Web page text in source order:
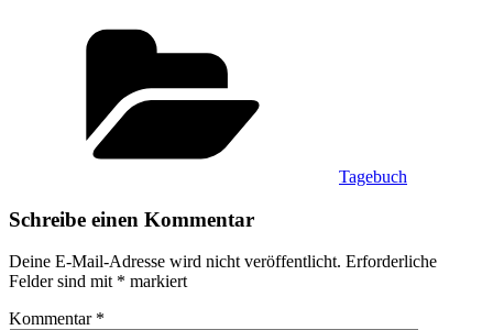
Tagebuch
Schreibe einen Kommentar
Deine E-Mail-Adresse wird nicht veröffentlicht. Erforderliche
Felder sind mit * markiert
Kommentar *